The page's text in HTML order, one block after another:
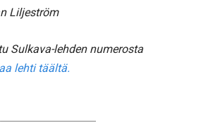
Liljeström
Sulkava-lehden numerosta
lehti täältä.